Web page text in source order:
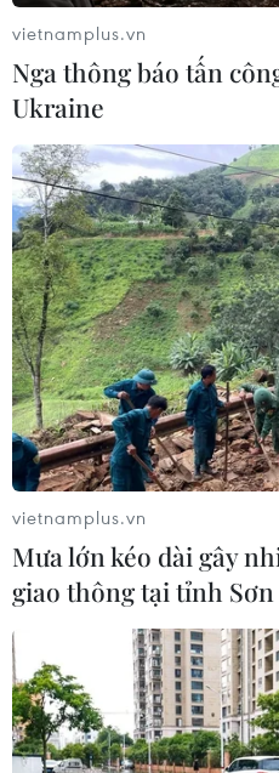
TIN CÙNG CHUYÊN
vietnamplus.vn
Nga thông báo tấn
Ukraine
vietnamplus.vn
Mưa lớn kéo dài gây
giao thông tại tỉnh Sơn